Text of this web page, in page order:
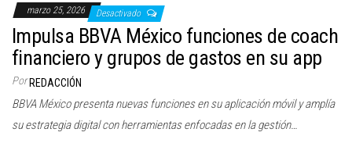
marzo 25, 2026 Desactivado
Impulsa BBVA México funciones de coach
financiero y grupos de gastos en su app
Por REDACCIÓN
BBVA México presenta nuevas funciones en su aplicación móvil y amplía
su estrategia digital con herramientas enfocadas en la gestión…